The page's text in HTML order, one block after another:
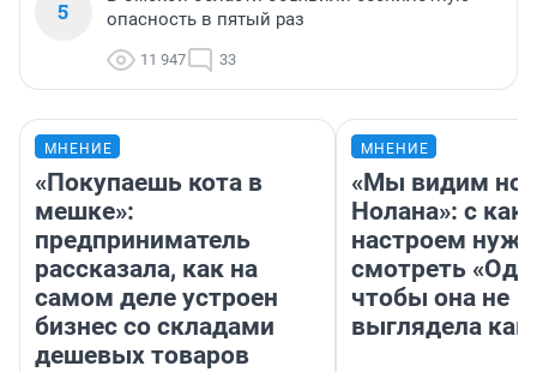
5
опасность в пятый раз
11 947 33
МНЕНИЕ
«Покупаешь кота в
мешке»:
предприниматель
рассказала, как на
самом деле устроен
бизнес со складами
дешевых товаров
МНЕНИЕ
«Мы видим
Нолана»: с
настроем
смотреть
чтобы она не
выглядела как